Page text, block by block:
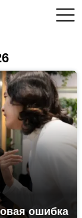
ошибка